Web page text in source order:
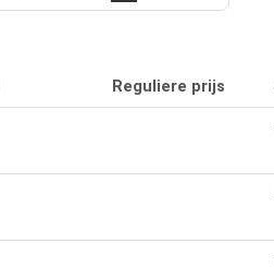
Reguliere prijs